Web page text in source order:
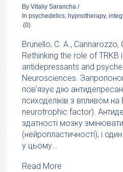
ByVitaliy Sarancha /
Inpsychedelics, hypnotherapy,
(0)
Brunello, C. A., Cannarozzo,
Rethinking the role of
antidepressants and
Neurosciences.
пов’язує дію
психоделіків з впливом
neurotrophic factor).
здатності мозку
(нейропластичності), і
у цьому…
Read More